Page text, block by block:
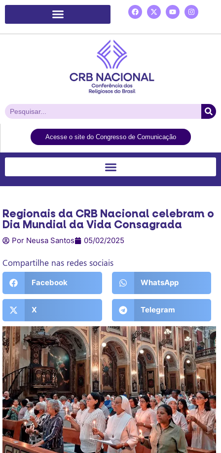
Acesse o site do Congresso de Comunicação
Regionais da CRB Nacional celebram o
Dia Mundial da Vida Consagrada
Por Neusa Santos 05/02/2025
Compartilhe nas redes sociais
Facebook WhatsApp
X Telegram